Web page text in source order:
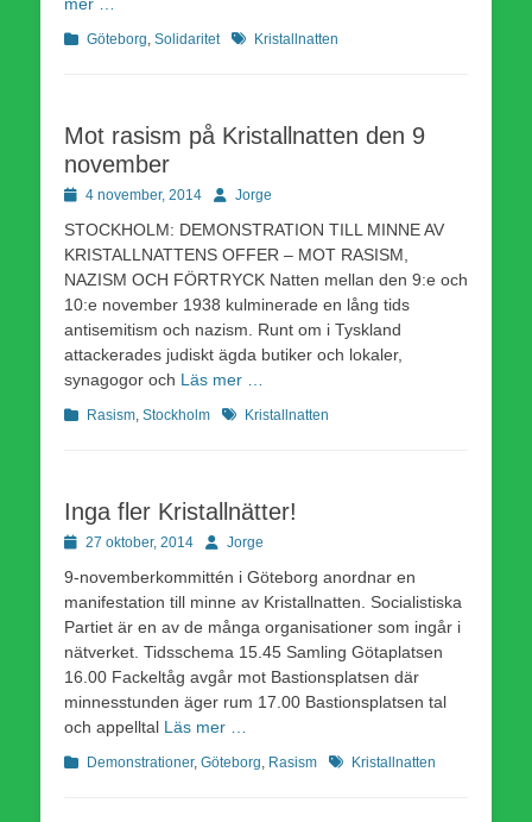
mer …
Kategorier
Göteborg, Solidaritet EtiketterKristallnatten
Mot rasism på Kristallnatten den 9
november
Publicerad
4 november, 2014 Författare
Jorge
STOCKHOLM: DEMONSTRATION TILL MINNE AV
KRISTALLNATTENS OFFER – MOT RASISM,
NAZISM OCH FÖRTRYCK Natten mellan den 9:e och
10:e november 1938 kulminerade en lång tids
antisemitism och nazism. Runt om i Tyskland
attackerades judiskt ägda butiker och lokaler,
synagogor och Läs mer …
Kategorier
Rasism, Stockholm EtiketterKristallnatten
Inga fler Kristallnätter!
Publicerad
27 oktober, 2014 Författare
Jorge
9-novemberkommittén i Göteborg anordnar en
manifestation till minne av Kristallnatten. Socialistiska
Partiet är en av de många organisationer som ingår i
nätverket. Tidsschema 15.45 Samling Götaplatsen
16.00 Fackeltåg avgår mot Bastionsplatsen där
minnesstunden äger rum 17.00 Bastionsplatsen tal
och appelltal Läs mer …
Kategorier
Demonstrationer, Göteborg, Rasism EtiketterKristallnatten